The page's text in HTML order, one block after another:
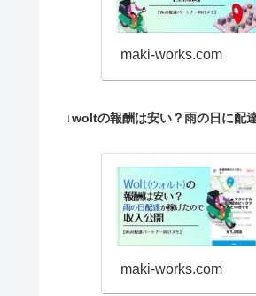
maki-works.com
↓woltの報酬は安い？雨の日に配
maki-works.com